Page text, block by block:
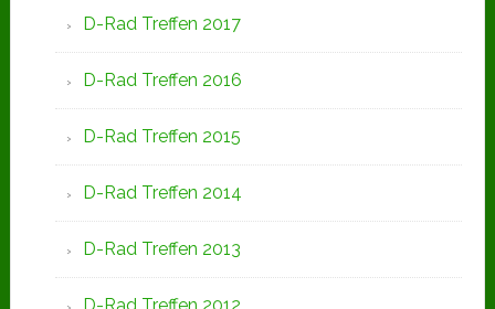
D-Rad Treffen 2017
D-Rad Treffen 2016
D-Rad Treffen 2015
D-Rad Treffen 2014
D-Rad Treffen 2013